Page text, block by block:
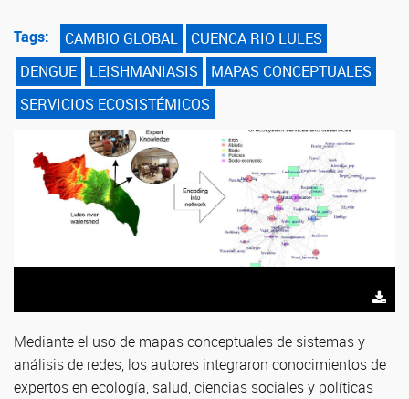
Tags: CAMBIO GLOBAL
CUENCA RIO LULES
DENGUE
LEISHMANIASIS
MAPAS CONCEPTUALES
SERVICIOS ECOSISTÉMICOS
Mediante el uso de mapas conceptuales de sistemas y
análisis de redes, los autores integraron conocimientos de
expertos en ecología, salud, ciencias sociales y políticas